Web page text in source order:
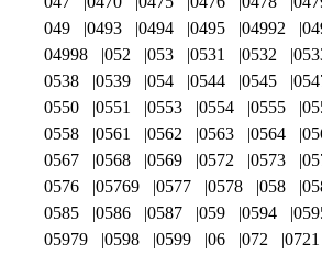
049
0493 0494 0495 04992
04998
052 053 0531 0532
0538
0539 054 0544 0545
0550
0551 0553 0554 0555
0558
0561 0562 0563 0564
0567
0568 0569 0572 0573
0576
05769 0577 0578 058
0585
0586 0587 059 0594
05979
0598 0599 06 072 0721